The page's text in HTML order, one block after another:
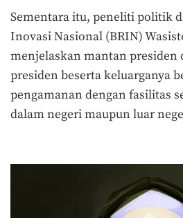
Sementara itu, peneliti politik
Inovasi Nasional (BRIN)
menjelaskan mantan presiden
presiden beserta keluarganya
pengamanan dengan fasilitas
dalam negeri maupun luar